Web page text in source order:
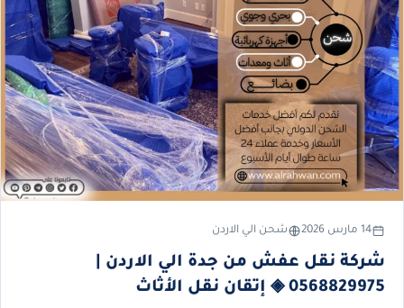
14 مارس 2026 شحن الي الاردن
شركة نقل عفش من جدة الي الاردن |
0568829975 ◈ إتقان نقل الأثاث